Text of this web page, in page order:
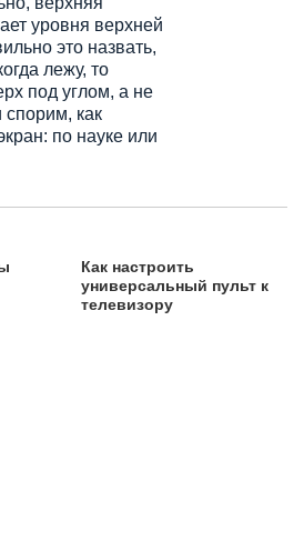
уровня верхней
это назвать,
лежу, то
под углом, а не
как
по науке или
Как настроить
универсальный пульт к
телевизору